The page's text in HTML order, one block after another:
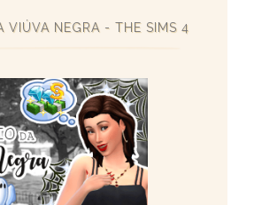
VIÚVA NEGRA - THE SIMS 4